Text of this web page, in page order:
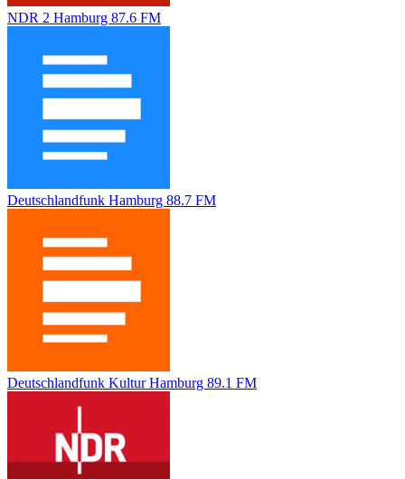
NDR 2 Hamburg 87.6 FM
Deutschlandfunk Hamburg 88.7 FM
Deutschlandfunk Kultur Hamburg 89.1 FM